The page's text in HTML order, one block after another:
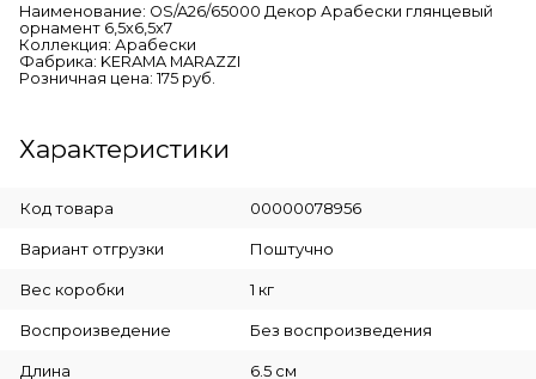
Наименование: OS/A26/65000 Декор Арабески глянцевый
орнамент 6,5х6,5х7
Коллекция: Арабески
Фабрика: KERAMA MARAZZI
Розничная цена: 175 руб.
Характеристики
Код товара 00000078956
Вариант отгрузки Поштучно
Вес коробки 1 кг
Воспроизведение Без воспроизведения
Длина 6.5 см